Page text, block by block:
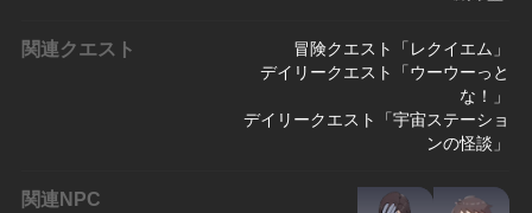
関連クエスト
冒険クエスト「レクイエム」
デイリークエスト「ウーウーっと
な！」
デイリークエスト「宇宙ステーショ
ンの怪談」
関連NPC